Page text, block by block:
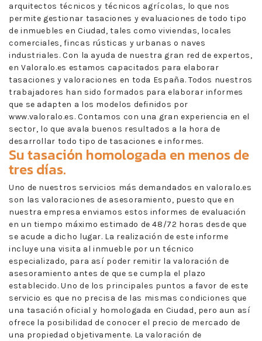
arquitectos técnicos y técnicos agrícolas, lo que nos
permite gestionar tasaciones y evaluaciones de todo tipo
de inmuebles en Ciudad, tales como viviendas, locales
comerciales, fincas rústicas y urbanas o naves
industriales. Con la ayuda de nuestra gran red de expertos,
en Valoralo.es estamos capacitados para elaborar
tasaciones y valoraciones en toda España. Todos nuestros
trabajadores han sido formados para elaborar informes
que se adapten a los modelos definidos por
www.valoralo.es. Contamos con una gran experiencia en el
sector, lo que avala buenos resultados a la hora de
desarrollar todo tipo de tasaciones e informes.
Su tasación homologada en menos de
tres días.
Uno de nuestros servicios más demandados en valoralo.es
son las valoraciones de asesoramiento, puesto que en
nuestra empresa enviamos estos informes de evaluación
en un tiempo máximo estimado de 48/72 horas desde que
se acude a dicho lugar. La realización de este informe
incluye una visita al inmueble por un técnico
especializado, para así poder remitir la valoración de
asesoramiento antes de que se cumpla el plazo
establecido. Uno de los principales puntos a favor de este
servicio es que no precisa de las mismas condiciones que
una tasación oficial y homologada en Ciudad, pero aun así
ofrece la posibilidad de conocer el precio de mercado de
una propiedad objetivamente. La valoración de